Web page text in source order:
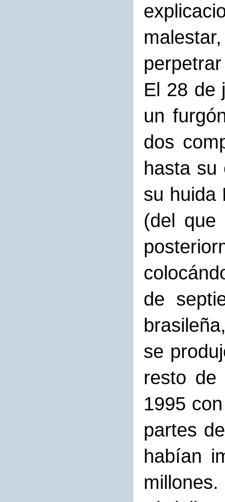
El 28 de
un
dos
hasta
su huida
(del
de
se
resto
1995
partes
habían
millones.